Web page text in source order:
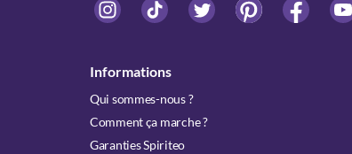
Informations
Qui sommes-nous ?
Comment ça marche ?
Garanties Spiriteo